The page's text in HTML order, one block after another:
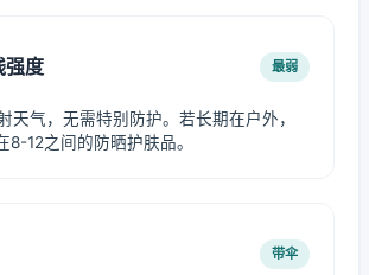
强度 最弱
天气，无需特别防护。若长期在户外，
8-12之间的防晒护肤品。
带伞